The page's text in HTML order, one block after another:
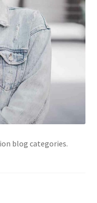
blog categories.